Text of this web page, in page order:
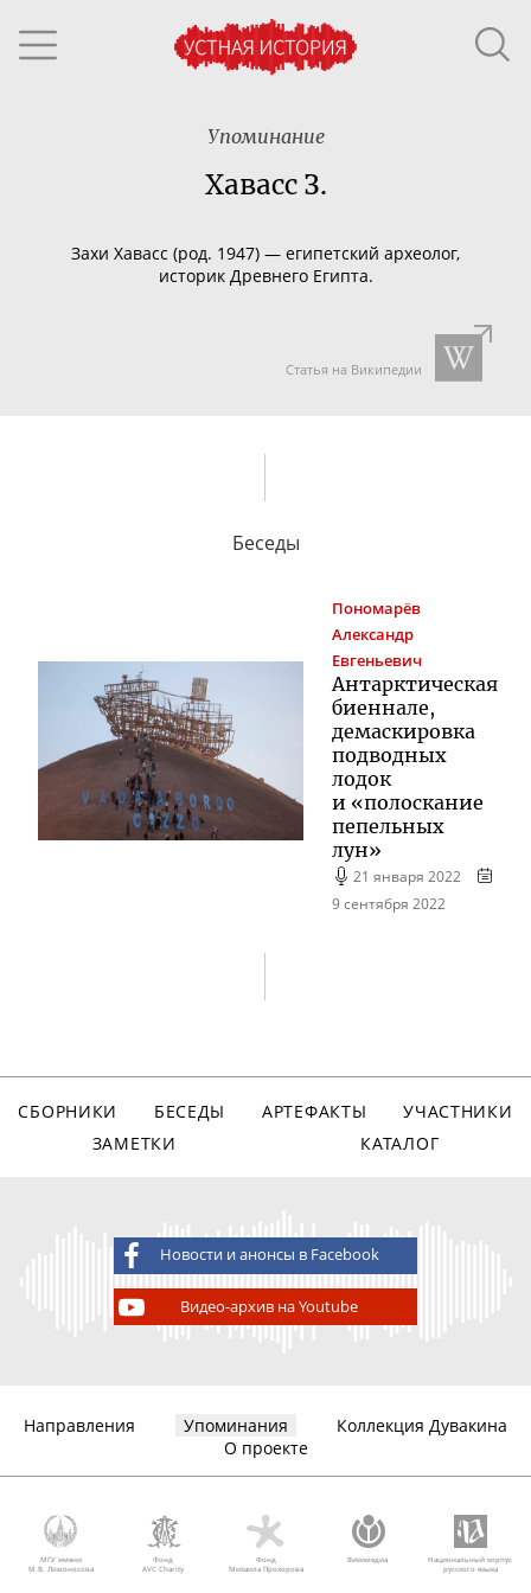
Упоминание
Хавасс З.
Захи Хавасс (род. 1947) — египетский археолог,
историк Древнего Египта.
Статья на Википедии
Беседы
Пономарёв
Александр
Евгеньевич
Антарктическая
биеннале,
демаскировка
подводных
лодок
и «полоскание
пепельных
лун»
21 января 2022
9 сентября 2022
СБОРНИКИ БЕСЕДЫ АРТЕФАКТЫ
УЧАСТНИКИ
ЗАМЕТКИ
КАТАЛОГ
Новости и анонсы в Facebook
Видео-архив на Youtube
Направления Упоминания
Коллекция Дувакина
О проекте
МГУ имени
М.В. Ломоносова
Фонд
AVC Charity
Фонд
Михаила Прохорова
Викимедиа
Национальный корпус
русского языка